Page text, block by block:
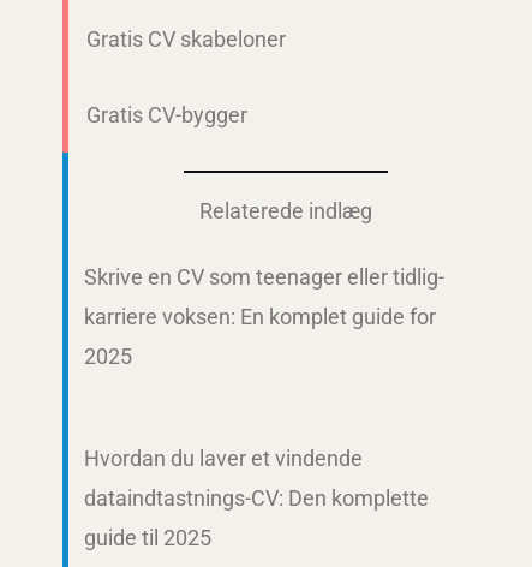
Gratis CV skabeloner
Gratis CV-bygger
Relaterede indlæg
Skrive en CV som teenager eller tidlig-
karriere voksen: En komplet guide for
2025
Hvordan du laver et vindende
dataindtastnings-CV: Den komplette
guide til 2025